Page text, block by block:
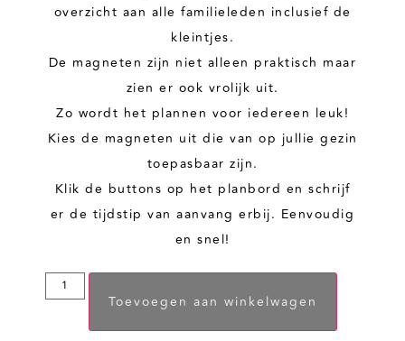
overzicht aan alle familieleden inclusief de
kleintjes.
De magneten zijn niet alleen praktisch maar
zien er ook vrolijk uit.
Zo wordt het plannen voor iedereen leuk!
Kies de magneten uit die van op jullie gezin
toepasbaar zijn.
Klik de buttons op het planbord en schrijf
er de tijdstip van aanvang erbij. Eenvoudig
en snel!
Toevoegen aan winkelwagen